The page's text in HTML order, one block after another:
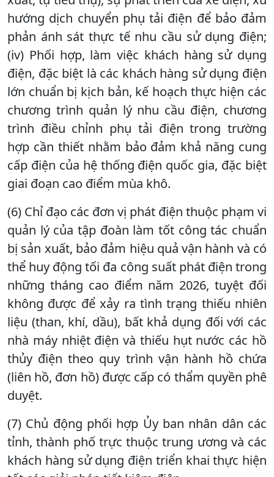
hướng dịch chuyển phụ tải điện để bảo đảm
phản ánh sát thực tế nhu cầu sử dụng điện;
(iv) Phối hợp, làm việc khách hàng sử dụng
điện, đặc biệt là các khách hàng sử dụng điện
lớn chuẩn bị kịch bản, kế hoạch thực hiện các
chương trình quản lý nhu cầu điện, chương
trình điều chỉnh phụ tải điện trong trường
hợp cần thiết nhằm bảo đảm khả năng cung
cấp điện của hệ thống điện quốc gia, đặc biệt
giai đoạn cao điểm mùa khô.
(6) Chỉ đạo các đơn vị phát điện thuộc phạm vi
quản lý của tập đoàn làm tốt công tác chuẩn
bị sản xuất, bảo đảm hiệu quả vận hành và có
thể huy động tối đa công suất phát điện trong
những tháng cao điểm năm 2026, tuyệt đối
không được để xảy ra tình trạng thiếu nhiên
liệu (than, khí, dầu), bất khả dụng đối với các
nhà máy nhiệt điện và thiếu hụt nước các hồ
thủy điện theo quy trình vận hành hồ chứa
(liên hồ, đơn hồ) được cấp có thẩm quyền phê
duyệt.
(7) Chủ động phối hợp Ủy ban nhân dân các
tỉnh, thành phố trực thuộc trung ương và các
khách hàng sử dụng điện triển khai thực hiện